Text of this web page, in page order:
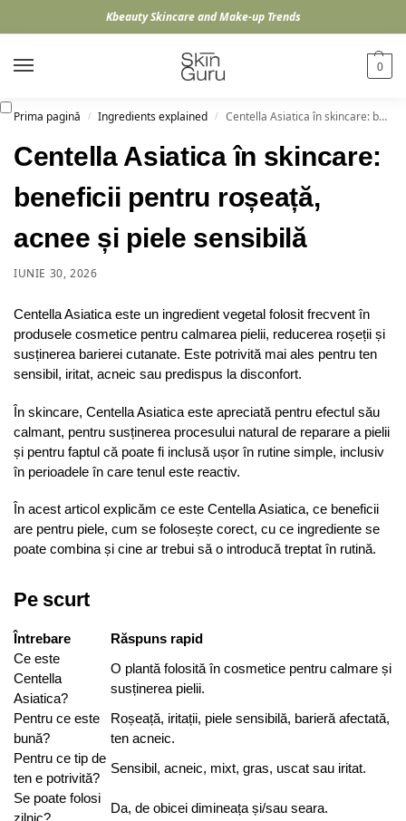
Kbeauty Skincare and Make-up Trends
0
Prima pagină / Ingredients explained / Centella Asiatica în skincare: beneficii pentru roșeață, acnee și piele sensibilă
Centella Asiatica în skincare:
beneficii pentru roșeață,
acnee și piele sensibilă
IUNIE 30, 2026
Centella Asiatica este un ingredient vegetal folosit frecvent în
produsele cosmetice pentru calmarea pielii, reducerea roșeții și
susținerea barierei cutanate. Este potrivită mai ales pentru ten
sensibil, iritat, acneic sau predispus la disconfort.
În skincare, Centella Asiatica este apreciată pentru efectul său
calmant, pentru susținerea procesului natural de reparare a pielii
și pentru faptul că poate fi inclusă ușor în rutine simple, inclusiv
în perioadele în care tenul este reactiv.
În acest articol explicăm ce este Centella Asiatica, ce beneficii
are pentru piele, cum se folosește corect, cu ce ingrediente se
poate combina și cine ar trebui să o introducă treptat în rutină.
Pe scurt
Întrebare
Răspuns rapid
Ce este
Centella
Asiatica?
O plantă folosită în cosmetice pentru calmare și
susținerea pielii.
Pentru ce este
bună?
Roșeață, iritații, piele sensibilă, barieră afectată,
ten acneic.
Pentru ce tip de
ten e potrivită?
Sensibil, acneic, mixt, gras, uscat sau iritat.
Se poate folosi
Da, de obicei dimineața și/sau seara.